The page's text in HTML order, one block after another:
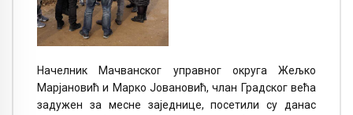
Начелник Мачванског управног округа Жељко
Марјановић и Марко Јовановић, члан Градског већа
задужен за месне заједнице, посетили су данас